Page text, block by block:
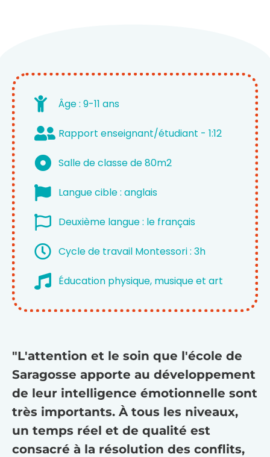
Âge : 9-11 ans
Rapport enseignant/étudiant - 1:12
Salle de classe de 80m2
Langue cible : anglais
Deuxième langue : le français
Cycle de travail Montessori : 3h
Éducation physique, musique et art
"L'attention et le soin que l'école de
Saragosse apporte au développement
de leur intelligence émotionnelle sont
très importants. À tous les niveaux,
un temps réel et de qualité est
consacré à la résolution des conflits,